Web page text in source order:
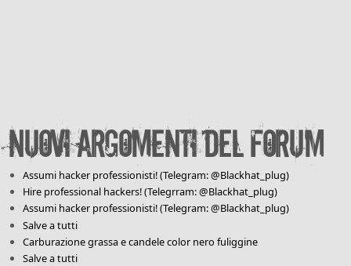
Nuovi argomenti del forum
Assumi hacker professionisti! (Telegram: @Blackhat_plug)
Hire professional hackers! (Telegrram: @Blackhat_plug)
Assumi hacker professionisti! (Telegram: @Blackhat_plug)
Salve a tutti
Carburazione grassa e candele color nero fuliggine
Salve a tutti